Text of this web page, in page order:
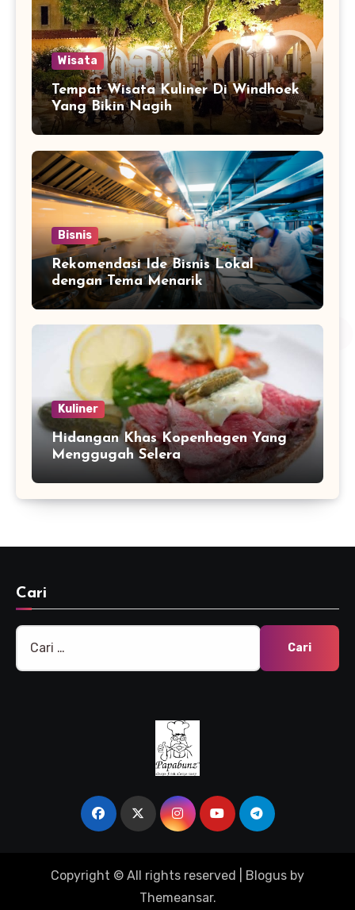
Wisata
Tempat Wisata Kuliner Di Windhoek
Yang Bikin Nagih
Bisnis
Rekomendasi Ide Bisnis Lokal
dengan Tema Menarik
Kuliner
Hidangan Khas Kopenhagen Yang
Menggugah Selera
Cari
Cari
untuk:
Copyright © All rights reserved Blogus by
Themeansar.